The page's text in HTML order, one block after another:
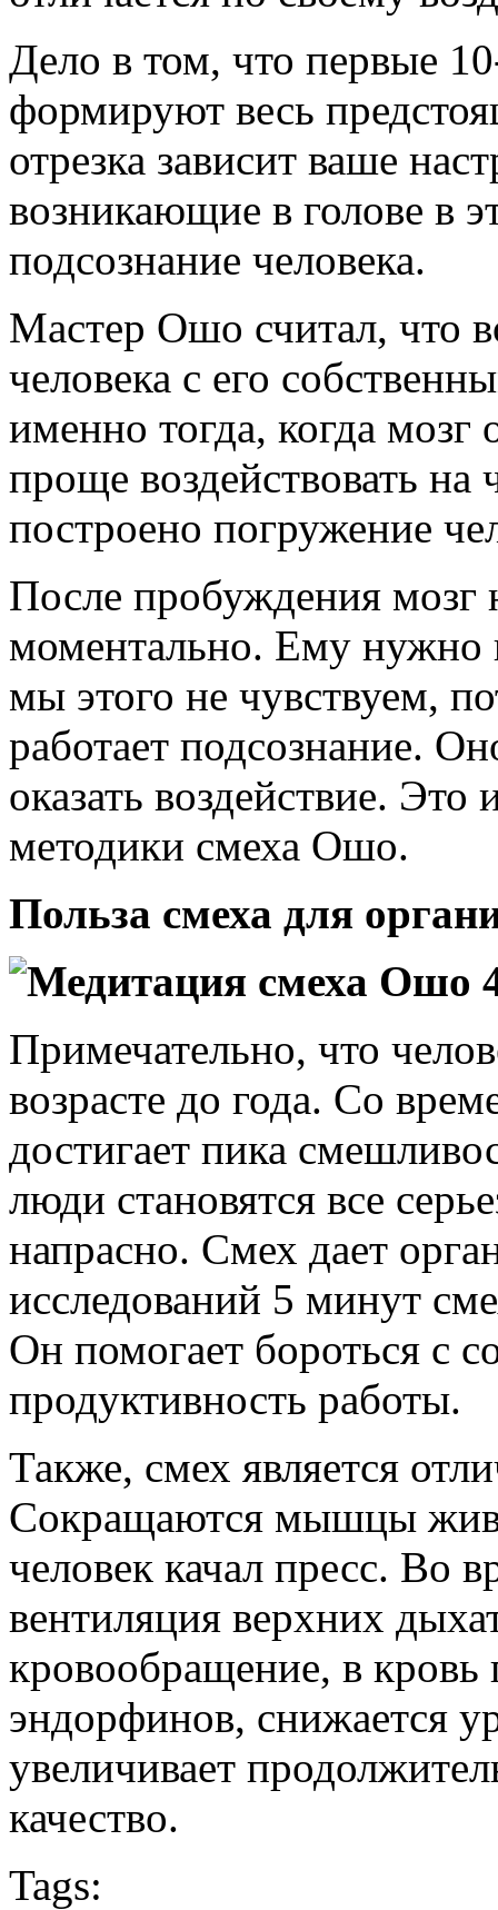
Дело в том, что первые
формируют весь
отрезка зависит ваше
возникающие в голове в
подсознание человека.
Мастер Ошо считал, что
человека с его
именно тогда, когда мозг
проще воздействовать
построено погружение
После пробуждения мозг
моментально. Ему нужно
мы этого не чувствуем,
работает подсознание.
оказать воздействие.
методики смеха Ошо.
Польза смеха для
Примечательно, что
возрасте до года. Со
достигает пика
люди становятся все
напрасно. Смех дает
исследований 5 минут
Он помогает бороться с
продуктивность работы.
Также, смех является
Сокращаются мышцы
человек качал пресс. Во
вентиляция верхних
кровообращение, в кровь
эндорфинов, снижается
увеличивает
качество.
Tags: